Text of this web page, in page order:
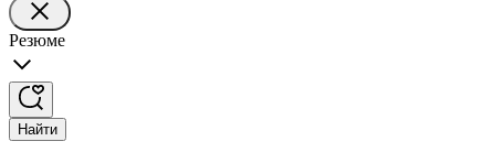
Резюме
Найти